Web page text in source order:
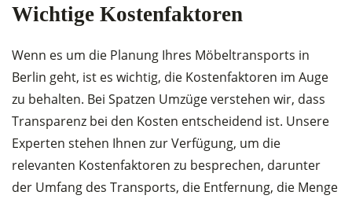
Wichtige Kostenfaktoren
Wenn es um die Planung Ihres Möbeltransports in
Berlin geht, ist es wichtig, die Kostenfaktoren im Auge
zu behalten. Bei Spatzen Umzüge verstehen wir, dass
Transparenz bei den Kosten entscheidend ist. Unsere
Experten stehen Ihnen zur Verfügung, um die
relevanten Kostenfaktoren zu besprechen, darunter
der Umfang des Transports, die Entfernung, die Menge